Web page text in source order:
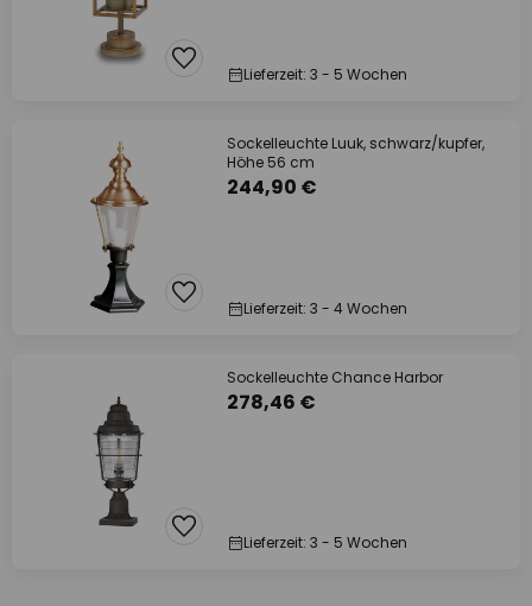
Lieferzeit: 3 - 5 Wochen
Sockelleuchte Luuk, schwarz/kupfer,
Höhe 56 cm
244,90 €
Lieferzeit: 3 - 4 Wochen
Sockelleuchte Chance Harbor
278,46 €
Lieferzeit: 3 - 5 Wochen